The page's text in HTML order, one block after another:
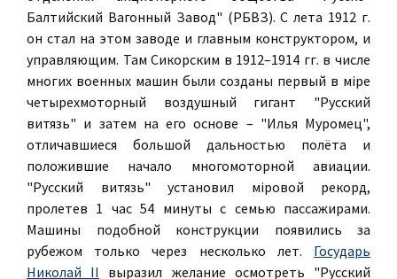
Балтийский Вагонный Завод" (РБВЗ). С лета 1912 г.
он стал на этом заводе и главным конструктором, и
управляющим. Там Сикорским в 1912–1914 гг. в числе
многих военных машин были созданы первый в мiре
четырехмоторный воздушный гигант "Русский
витязь" и затем на его основе – "Илья Муромец",
отличавшиеся большой дальностью полёта и
положившие начало многомоторной авиации.
"Русский витязь" установил мiровой рекорд,
пролетев 1 час 54 минуты с семью пассажирами.
Машины подобной конструкции появились за
рубежом только через несколько лет. Государь
Николай II
выразил желание осмотреть "Русский